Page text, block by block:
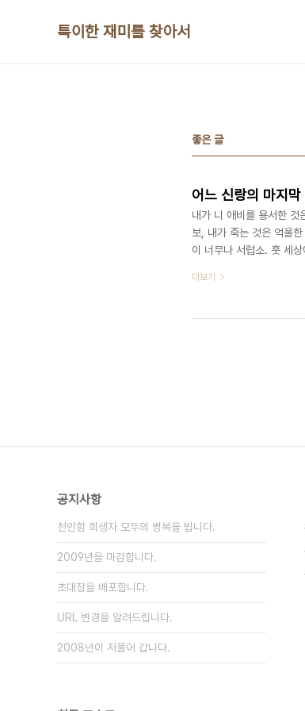
특이한 재미를 찾아서
좋은 글
어느 신랑의 마지막
내가 니 애비를 용서한 것
보, 내가 죽는 것은 억울
이 너무나 서럽소. 훗 세
을 하시면서 (어머니가)
첼로님의 어느 부부에 대
더보기
공지사항
천안함 희생자 모두의 병복을 빕니다.
2009년을 마감합니다.
초대장을 배포합니다.
URL 변경을 알려드립니다.
2008년이 저물어 갑니다.